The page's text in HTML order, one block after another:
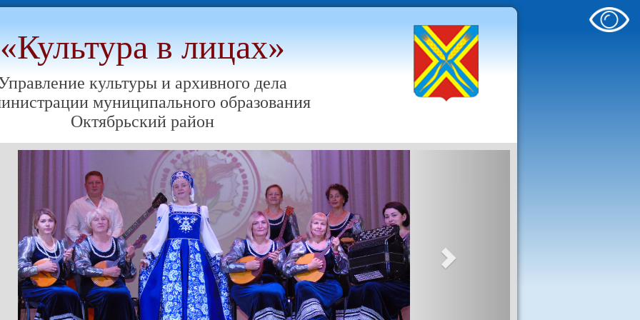
«Культура в лицах»
культуры и архивного дела
муниципального образования
Октябрьский район